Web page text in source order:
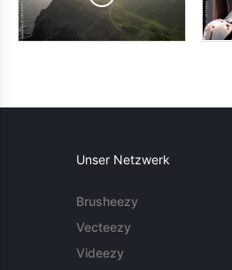
Unser Netzwerk
Brusheezy
Vecteezy
Videezy